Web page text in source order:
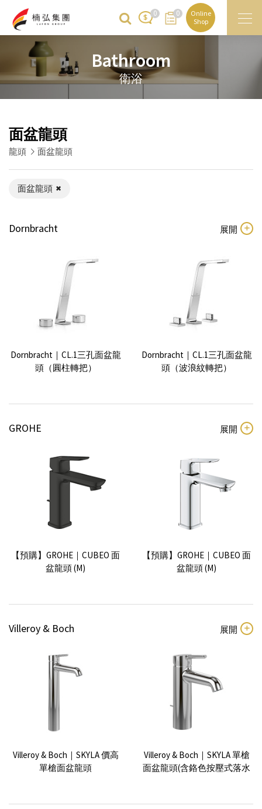
0 0
Online
Shop
Bathroom
衛浴
面盆龍頭
龍頭 面盆龍頭
面盆龍頭
Dornbracht
Dornbracht｜CL.1三孔面盆龍
頭（圓柱轉把）
Dornbracht｜CL.1三孔面盆龍
頭（波浪紋轉把）
Dornbracht｜Deque 三孔面盆
Dornbracht｜Deque 單槍面盆
【預購】Dornbracht｜Tara 立
Dornbracht x Glass Design｜
把）
頭
槍加高龍頭
GROHE
【預購】GROHE｜CUBEO 面
盆龍頭 (M)
【預購】GROHE｜CUBEO 面
盆龍頭 (M)
槍面盆龍頭(M)
GROHE｜Essence 單槍面盆龍
Villeroy & Boch
Villeroy & Boch｜SKYLA 價高
單槍面盆龍頭
Villeroy & Boch｜SKYLA 單槍
面盆龍頭(含鉻色按壓式落水